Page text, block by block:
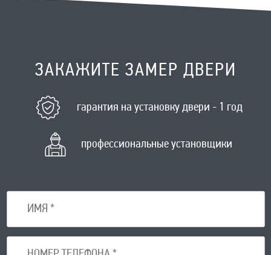
ЗАКАЖИТЕ ЗАМЕР ДВЕРИ
гарантия на установку двери - 1 год
профессиональные установщики